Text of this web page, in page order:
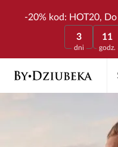
-20% kod: HOT20,
3
dni
11
godz.